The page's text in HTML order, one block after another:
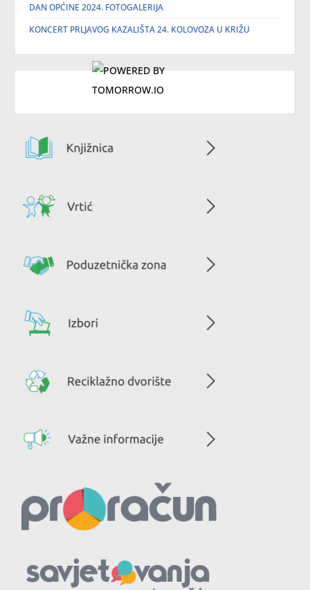
DAN OPĆINE 2024. FOTOGALERIJA
KONCERT PRLJAVOG KAZALIŠTA 24. KOLOVOZA U KRIŽU